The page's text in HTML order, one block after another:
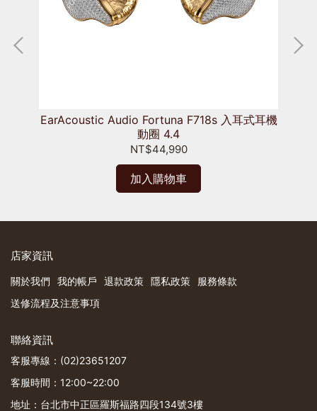
EarAcoustic Audio Fortuna F718s 入耳式耳機
動圈 4.4
NT$44,990
加入購物車
店家資訊
關於我們 我的帳戶 退款政策 隱私政策
服務條款
送修流程及注意事項
聯絡資訊
客服專線：(02)23651207
客服時間：12:00~22:00
地址：台北市中正區羅斯福路四段134號3樓